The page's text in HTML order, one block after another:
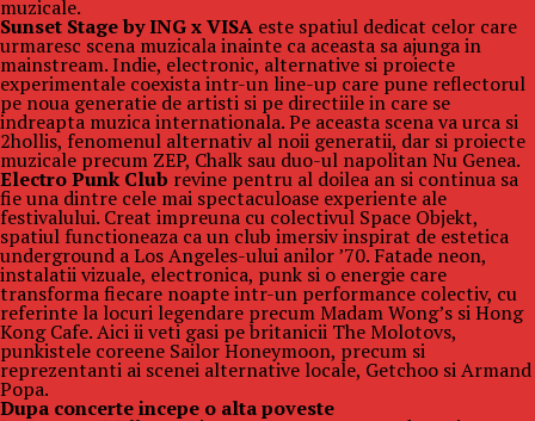
muzicale.
Sunset Stage by ING x VISA este spatiul dedicat celor care
urmaresc scena muzicala inainte ca aceasta sa ajunga in
mainstream. Indie, electronic, alternative si proiecte
experimentale coexista intr-un line-up care pune reflectorul
pe noua generatie de artisti si pe directiile in care se
indreapta muzica internationala. Pe aceasta scena va urca si
2hollis, fenomenul alternativ al noii generatii, dar si proiecte
muzicale precum ZEP, Chalk sau duo-ul napolitan Nu Genea.
Electro Punk Club revine pentru al doilea an si continua sa
fie una dintre cele mai spectaculoase experiente ale
festivalului. Creat impreuna cu colectivul Space Objekt,
spatiul functioneaza ca un club imersiv inspirat de estetica
underground a Los Angeles-ului anilor ’70. Fatade neon,
instalatii vizuale, electronica, punk si o energie care
transforma fiecare noapte intr-un performance colectiv, cu
referinte la locuri legendare precum Madam Wong’s si Hong
Kong Cafe. Aici ii veti gasi pe britanicii The Molotovs,
punkistele coreene Sailor Honeymoon, precum si
reprezentanti ai scenei alternative locale, Getchoo si Armand
Popa.
Dupa concerte incepe o alta poveste